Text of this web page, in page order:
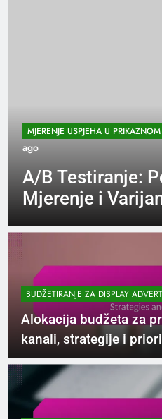
PRIKAZIVAČKIM MREŽAMA
5 months ago
Etičke kampanje
prikazivanje
BUDŽETIRANJE ZA DISPLAY
Alokacija budžeta za
kanali, strategije i